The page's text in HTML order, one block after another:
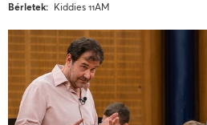
Bérletek Kiddies 11AM